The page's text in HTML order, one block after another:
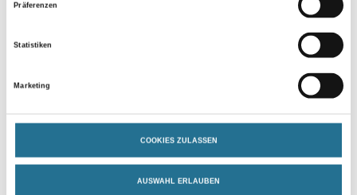
Präferenzen
Statistiken
Marketing
COOKIES ZULASSEN
AUSWAHL ERLAUBEN
PRODUKTEIGENSCHAFTEN